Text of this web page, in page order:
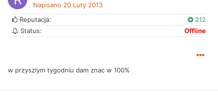
Napisano 20 Luty 2013
Reputacja:
212
Status:
Offline
w przyszlym tygodniu dam znac w 100%